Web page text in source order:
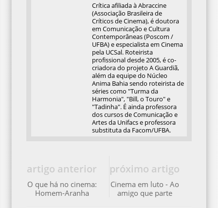
Crítica afiliada à Abraccine
(Associação Brasileira de
Críticos de Cinema), é doutora
em Comunicação e Cultura
Contemporâneas (Poscom /
UFBA) e especialista em Cinema
pela UCSal. Roteirista
profissional desde 2005, é co-
criadora do projeto A Guardiã,
além da equipe do Núcleo
Anima Bahia sendo roteirista de
séries como "Turma da
Harmonia", "Bill, o Touro" e
"Tadinha". É ainda professora
dos cursos de Comunicação e
Artes da Unifacs e professora
substituta da Facom/UFBA.
próximo artigo
Cinema em luto - Ao
amigo que parte
artigo anterior
O que há no cinema:
Homem-Aranha